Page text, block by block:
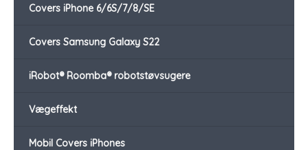
Covers iPhone 6/6S/7/8/SE
Covers Samsung Galaxy S22
iRobot® Roomba® robotstøvsugere
Vægeffekt
Mobil Covers iPhones